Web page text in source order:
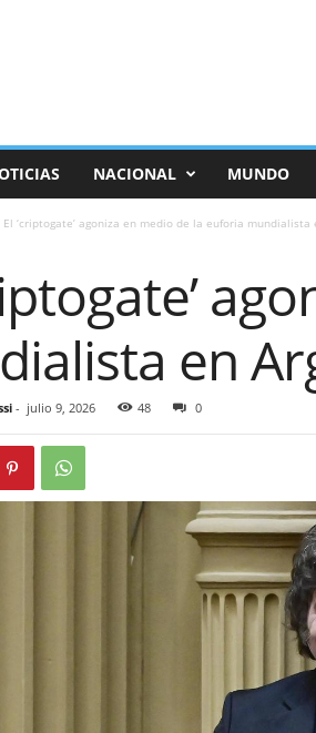
NACIONAL MUNDO
El ‘criptogate’ agoniza en medio de la euforia mundialista
en
- julio 9, 2026 48 0